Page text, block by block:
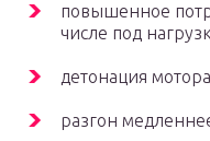
повышенное
числе под
детонация
разгон